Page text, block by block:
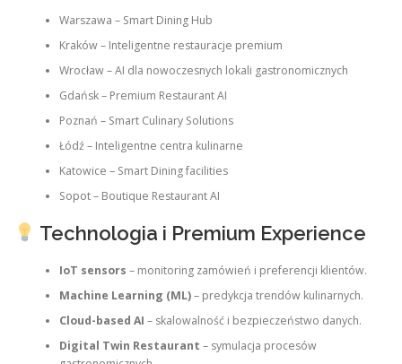
Warszawa – Smart Dining Hub
Kraków – Inteligentne restauracje premium
Wrocław – AI dla nowoczesnych lokali gastronomicznych
Gdańsk – Premium Restaurant AI
Poznań – Smart Culinary Solutions
Łódź – Inteligentne centra kulinarne
Katowice – Smart Dining facilities
Sopot – Boutique Restaurant AI
Technologia i Premium Experience
IoT sensors – monitoring zamówień i preferencji klientów.
Machine Learning (ML)– predykcja trendów kulinarnych.
Cloud-based AI – skalowalność i bezpieczeństwo danych.
Digital Twin Restaurant – symulacja procesów